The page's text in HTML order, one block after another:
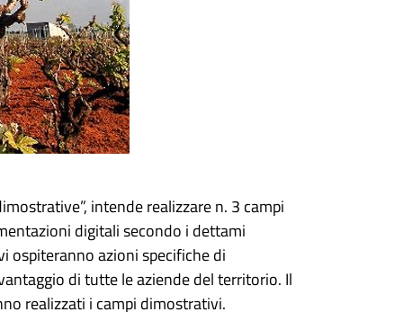
intende realizzare n. 3 campi
digitali secondo i dettami
ospiteranno azioni specifiche di
di tutte le aziende del territorio. Il
realizzati i campi dimostrativi.